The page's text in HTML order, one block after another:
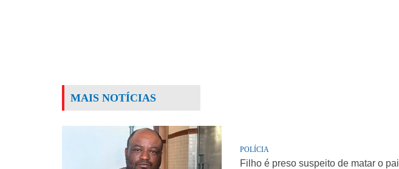
MAIS NOTÍCIAS
POLÍCIA
Filho é preso suspeito de matar o pai